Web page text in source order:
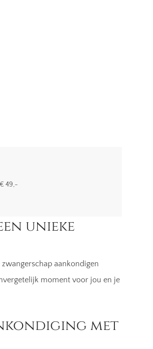
49,-
unieke
aankondigen
moment voor jou en je
met